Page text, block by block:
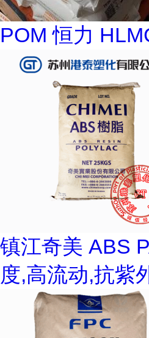
POM 恒力
镇江奇美 ABS
度,高流动,抗紫